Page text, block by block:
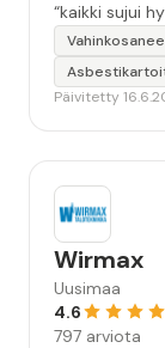
“kaikki sujui
Päivitetty
Wirmax
Uusimaa
4.6
797 arviota